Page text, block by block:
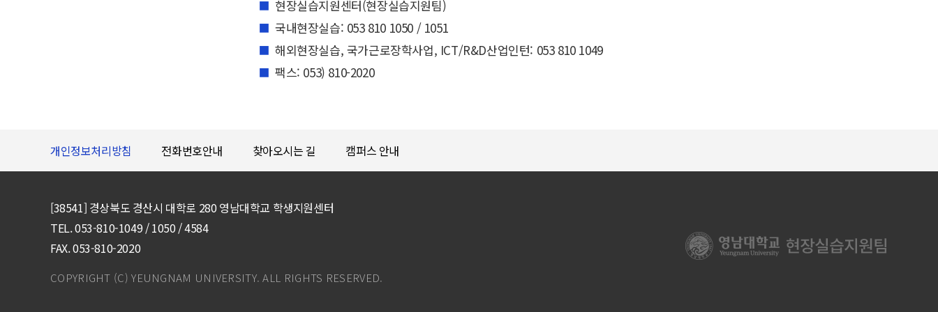
현장실습지원센터(현장실습지원팀)
국내현장실습: 053 810 1050 / 1051
해외현장실습, 국가근로장학사업, ICT/R&D산업인턴: 053 810 1049
팩스: 053) 810-2020
개인정보처리방침 전화번호안내 찾아오시는 길 캠퍼스 안내
[38541] 경상북도 경산시 대학로 280 영남대학교 학생지원센터
TEL. 053-810-1049 / 1050 / 4584
FAX. 053-810-2020
COPYRIGHT (C) YEUNGNAM UNIVERSITY. ALL RIGHTS RESERVED.